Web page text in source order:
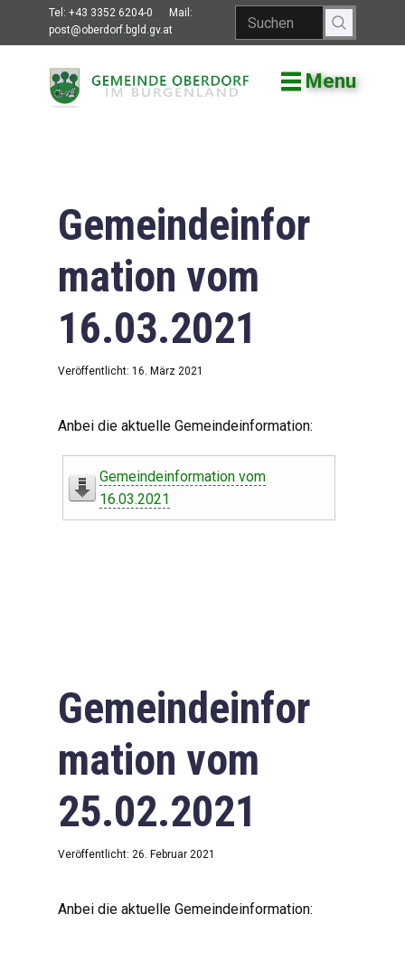
Tel: +43 3352 6204-0
Mail:
post@oberdorf.bgld.gv.at
Menu
Willkommen
Gemeindeamt
Gemeinderat
Bildung
Vereine
Leben in Oberdorf
Downloads
Impressum
Datenschutzerklärung
Gemeindeinfor
mation vom
16.03.2021
Veröffentlicht: 16. März 2021
Anbei die aktuelle Gemeindeinformation:
Gemeindeinformation vom
16.03.2021
Gemeindeinfor
mation vom
25.02.2021
Veröffentlicht: 26. Februar 2021
Anbei die aktuelle Gemeindeinformation: